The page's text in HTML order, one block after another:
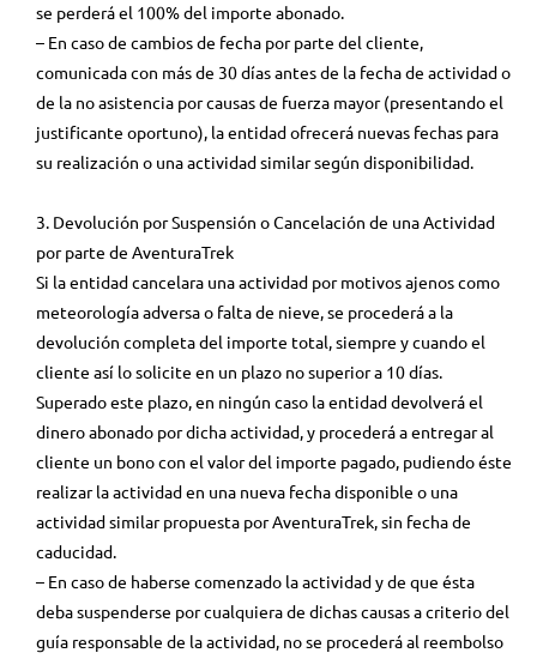
se perderá el 100% del importe abonado.
– En caso de cambios de fecha por parte del cliente,
comunicada con más de 30 días antes de la fecha de actividad o
de la no asistencia por causas de fuerza mayor (presentando el
justificante oportuno), la entidad ofrecerá nuevas fechas para
su realización o una actividad similar según disponibilidad.
3. Devolución por Suspensión o Cancelación de una Actividad
por parte de AventuraTrek
Si la entidad cancelara una actividad por motivos ajenos como
meteorología adversa o falta de nieve, se procederá a la
devolución completa del importe total, siempre y cuando el
cliente así lo solicite en un plazo no superior a 10 días.
Superado este plazo, en ningún caso la entidad devolverá el
dinero abonado por dicha actividad, y procederá a entregar al
cliente un bono con el valor del importe pagado, pudiendo éste
realizar la actividad en una nueva fecha disponible o una
actividad similar propuesta por AventuraTrek, sin fecha de
caducidad.
– En caso de haberse comenzado la actividad y de que ésta
deba suspenderse por cualquiera de dichas causas a criterio del
guía responsable de la actividad, no se procederá al reembolso